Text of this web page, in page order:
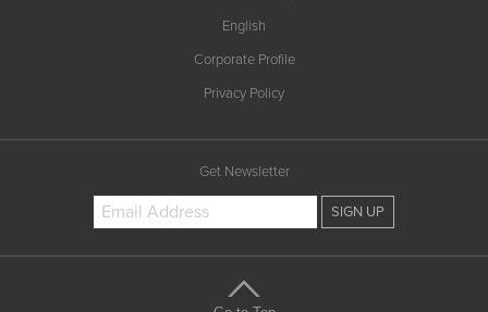
English
Corporate Profile
Privacy Policy
Get Newsletter